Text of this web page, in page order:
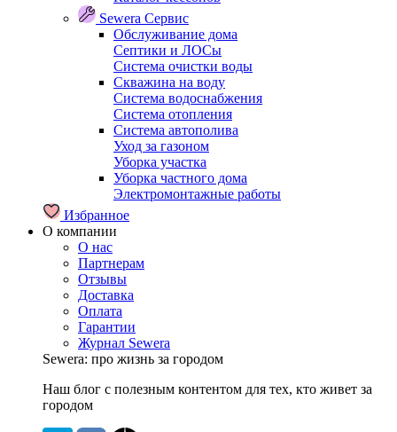
Sewera Сервис
Обслуживание дома
Септики и ЛОСы
Система очистки воды
Скважина на воду
Система водоснабжения
Система отопления
Система автополива
Уход за газоном
Уборка участка
Уборка частного дома
Электромонтажные работы
Избранное
О компании
О нас
Партнерам
Отзывы
Доставка
Оплата
Гарантии
Журнал Sewera
Sewera: про жизнь за городом
Наш блог c полезным контентом для тех, кто живет за
городом